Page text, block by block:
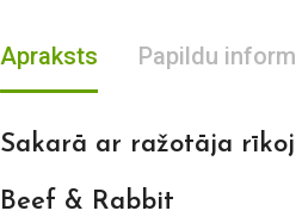
Apraksts Papildu
Sakarā ar ražotāja
Beef & Rabbit